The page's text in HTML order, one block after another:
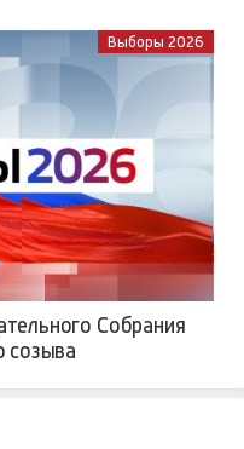
Выборы 2026
Собрания
созыва